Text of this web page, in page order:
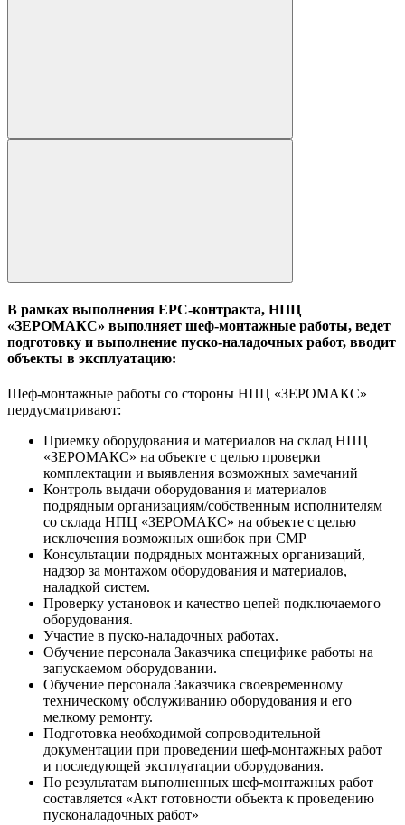
В рамках выполнения EPC-контракта, НПЦ
«ЗЕРОМАКС» выполняет шеф-монтажные работы, ведет
подготовку и выполнение пуско-наладочных работ, вводит
объекты в эксплуатацию:
Шеф-монтажные работы со стороны НПЦ «ЗЕРОМАКС»
пердусматривают:
Приемку оборудования и материалов на склад НПЦ
«ЗЕРОМАКС» на объекте с целью проверки
комплектации и выявления возможных замечаний
Контроль выдачи оборудования и материалов
подрядным организациям/собственным исполнителям
со склада НПЦ «ЗЕРОМАКС» на объекте с целью
исключения возможных ошибок при СМР
Консультации подрядных монтажных организаций,
надзор за монтажом оборудования и материалов,
наладкой систем.
Проверку установок и качество цепей подключаемого
оборудования.
Участие в пуско-наладочных работах.
Обучение персонала Заказчика специфике работы на
запускаемом оборудовании.
Обучение персонала Заказчика своевременному
техническому обслуживанию оборудования и его
мелкому ремонту.
Подготовка необходимой сопроводительной
документации при проведении шеф-монтажных работ
и последующей эксплуатации оборудования.
По результатам выполненных шеф-монтажных работ
составляется «Акт готовности объекта к проведению
пусконаладочных работ»